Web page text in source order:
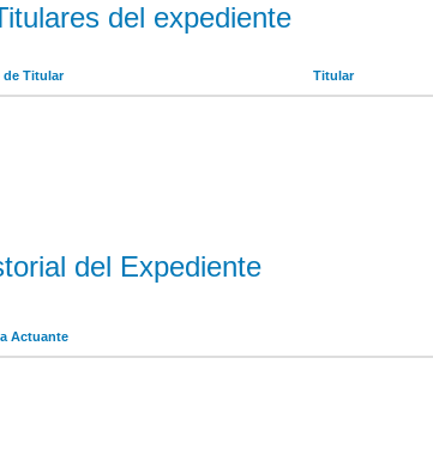
del expediente
de Titular Titular
del Expediente
Actuante